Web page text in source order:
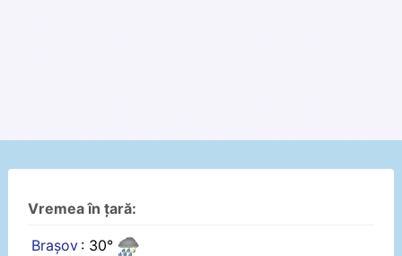
Vremea în țară:
Brașov : 30°